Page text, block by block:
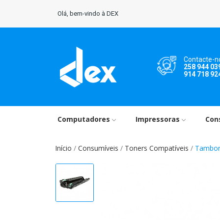
Olá, bem-vindo à DEX
Contacte-
258 944
914 718
Computadores Impressoras
Início Consumíveis Toners Compatíveis